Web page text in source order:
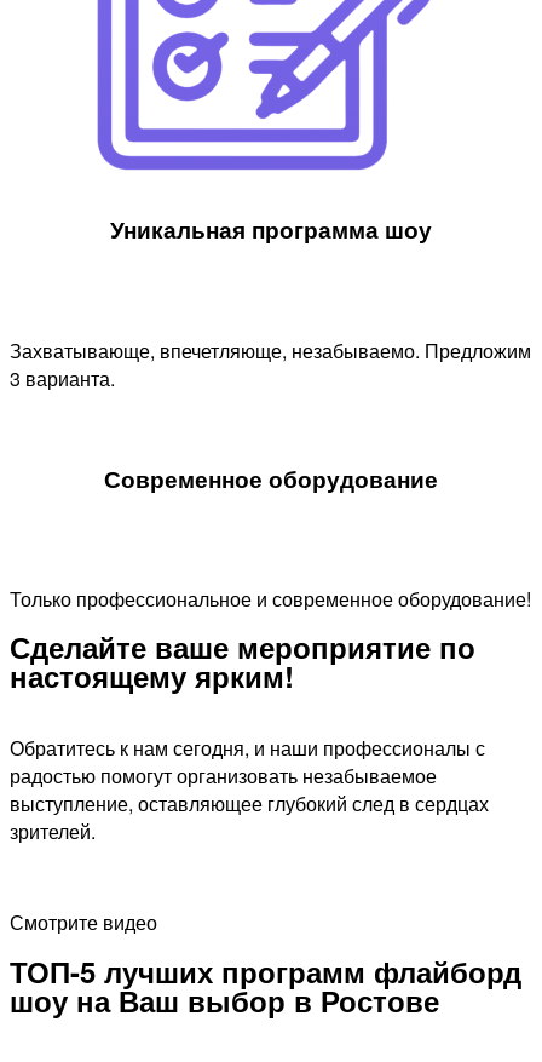
Уникальная программа шоу​
Захватывающе, впечетляюще, незабываемо. Предложим
3 варианта.
Современное оборудование
Только профессиональное и современное оборудование!
Сделайте ваше мероприятие по
настоящему ярким!​
Обратитесь к нам сегодня, и наши профессионалы с
радостью помогут организовать незабываемое
выступление, оставляющее глубокий след в сердцах
зрителей.
Смотрите видео
ТОП-5 лучших программ флайборд
шоу на Ваш выбор в Ростове